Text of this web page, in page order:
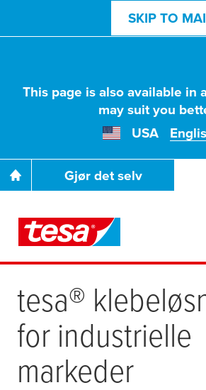
SKIP TO
This page is also available in
may suit you
USA
Gjør det selv
tesa®
for industrielle
markeder